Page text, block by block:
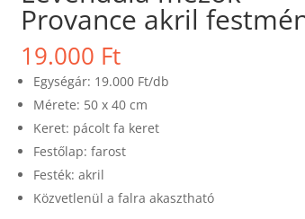
Provance akril
19.000 Ft
Egységár: 19.000 Ft/db
Mérete: 50 x 40 cm
Keret: pácolt fa keret
Festőlap: farost
Festék: akril
Közvetlenül a falra akasztható